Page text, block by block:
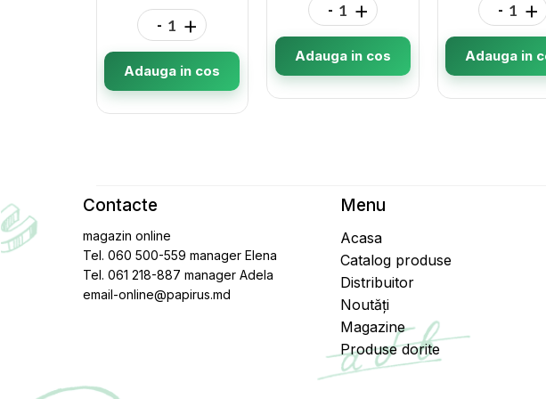
- +
Adauga in cos
- +
Adauga in cos
- +
Adauga in
Contacte
magazin online
Tel. 060 500-559 manager Elena
Tel. 061 218-887 manager Adela
email-online@papirus.md
Menu
Acasa
Catalog produse
Distribuitor
Noutăți
Magazine
Produse dorite